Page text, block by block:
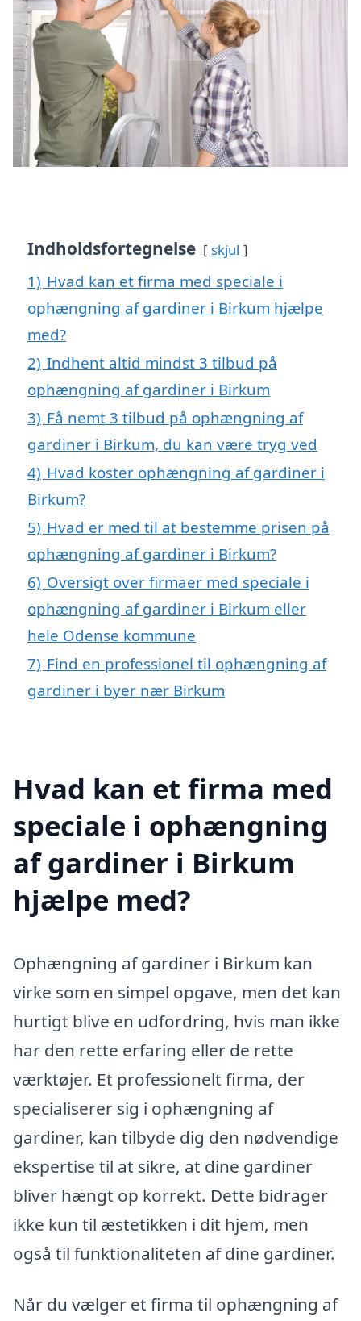
Indholdsfortegnelse skjul
1) Hvad kan et firma med speciale i
ophængning af gardiner i Birkum hjælpe
med?
2) Indhent altid mindst 3 tilbud på
ophængning af gardiner i Birkum
3) Få nemt 3 tilbud på ophængning af
gardiner i Birkum, du kan være tryg ved
4) Hvad koster ophængning af gardiner i
Birkum?
5) Hvad er med til at bestemme prisen på
ophængning af gardiner i Birkum?
6) Oversigt over firmaer med speciale i
ophængning af gardiner i Birkum eller
hele Odense kommune
7) Find en professionel til ophængning af
gardiner i byer nær Birkum
Hvad kan et firma med
speciale i ophængning
af gardiner i Birkum
hjælpe med?
Ophængning af gardiner i Birkum kan
virke som en simpel opgave, men det kan
hurtigt blive en udfordring, hvis man ikke
har den rette erfaring eller de rette
værktøjer. Et professionelt firma, der
specialiserer sig i ophængning af
gardiner, kan tilbyde dig den nødvendige
ekspertise til at sikre, at dine gardiner
bliver hængt op korrekt. Dette bidrager
ikke kun til æstetikken i dit hjem, men
også til funktionaliteten af dine gardiner.
Når du vælger et firma til ophængning af